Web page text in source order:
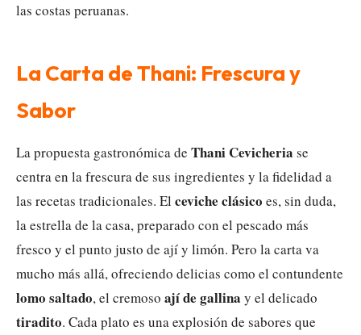
las costas peruanas.
La Carta de Thani: Frescura y
Sabor
La propuesta gastronómica de Thani Cevicheria se
centra en la frescura de sus ingredientes y la fidelidad a
las recetas tradicionales. El ceviche clásico es, sin duda,
la estrella de la casa, preparado con el pescado más
fresco y el punto justo de ají y limón. Pero la carta va
mucho más allá, ofreciendo delicias como el contundente
lomo saltado, el cremoso ají de gallina y el delicado
tiradito. Cada plato es una explosión de sabores que